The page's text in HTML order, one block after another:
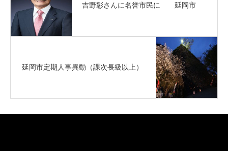
吉野彰さんに名誉市民に 延岡市
延岡市定期人事異動（課次長級以上）